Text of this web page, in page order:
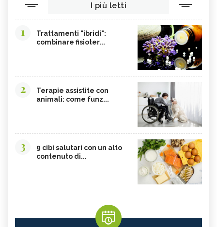
I più letti
1
Trattamenti "ibridi":
combinare fisioter...
2
Terapie assistite con
animali: come funz...
3
9 cibi salutari con un alto
contenuto di...